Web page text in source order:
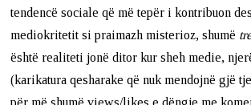
tendencë sociale që më tepër i kontribuon
mediokritetit si praimazh misterioz, shumë
është realiteti jonë ditor kur sheh medie,
(karikatura qesharake që nuk mendojnë gjë
për më shumë views/likes e dëngje me